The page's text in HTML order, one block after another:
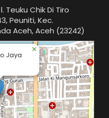
Teuku Chik Di Tiro
Peuniti, Kec.
Aceh, Aceh (23242)
Jaya
×